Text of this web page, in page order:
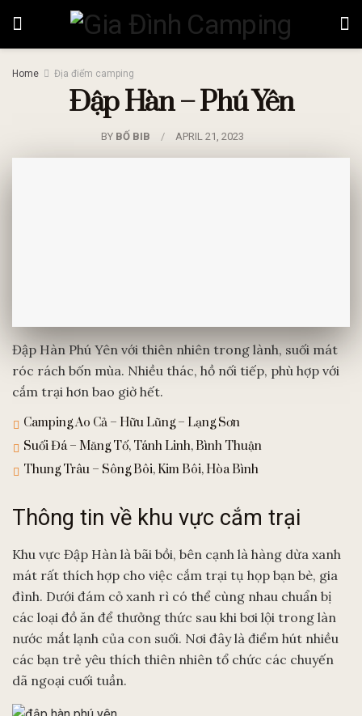
Home Địa điểm camping
Đập Hàn – Phú Yên
BY BỐ BIB APRIL 21, 2023
Đập Hàn Phú Yên với thiên nhiên trong lành, suối mát
róc rách bốn mùa. Nhiều thác, hồ nối tiếp, phù hợp với
cắm trại hơn bao giờ hết.
Camping Ao Cả – Hữu Lũng – Lạng Sơn
Suối Đá – Măng Tố, Tánh Linh, Bình Thuận
Thung Trâu – Sông Bôi, Kim Bôi, Hòa Bình
Thông tin về khu vực cắm trại
Khu vực Đập Hàn là bãi bồi, bên cạnh là hàng dừa xanh
mát rất thích hợp cho việc cắm trại tụ họp bạn bè, gia
đình. Dưới đám cỏ xanh rì có thể cùng nhau chuẩn bị
các loại đồ ăn để thưởng thức sau khi bơi lội trong làn
nước mắt lạnh của con suối. Nơi đây là điểm hút nhiều
các bạn trẻ yêu thích thiên nhiên tổ chức các chuyến
dã ngoại cuối tuần.